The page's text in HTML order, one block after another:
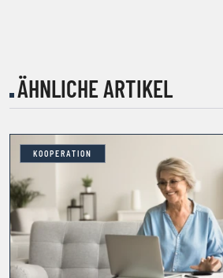
ÄHNLICHE ARTIKEL
KOOPERATION